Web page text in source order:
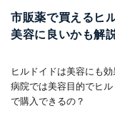
市販薬で買えるヒ
美容に良いかも解
ヒルドイドは美容にも
病院では美容目的でヒ
で購入できるの？